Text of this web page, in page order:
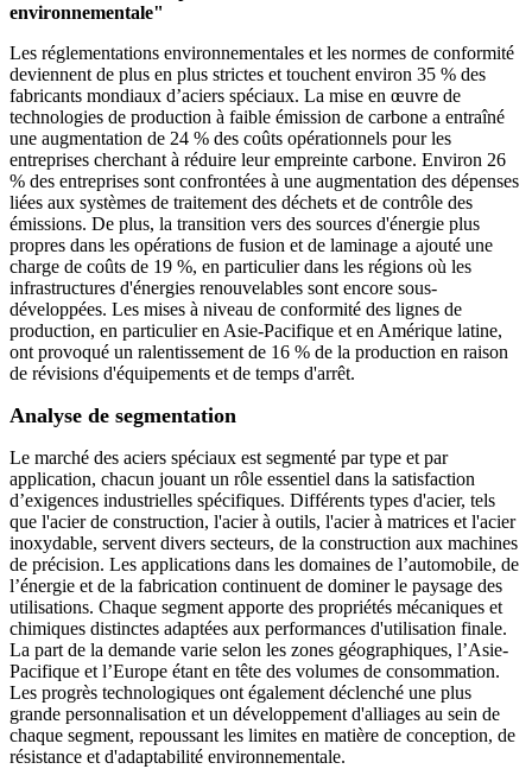
environnementale"
Les réglementations environnementales et les normes de conformité
deviennent de plus en plus strictes et touchent environ 35 % des
fabricants mondiaux d’aciers spéciaux. La mise en œuvre de
technologies de production à faible émission de carbone a entraîné
une augmentation de 24 % des coûts opérationnels pour les
entreprises cherchant à réduire leur empreinte carbone. Environ 26
% des entreprises sont confrontées à une augmentation des dépenses
liées aux systèmes de traitement des déchets et de contrôle des
émissions. De plus, la transition vers des sources d'énergie plus
propres dans les opérations de fusion et de laminage a ajouté une
charge de coûts de 19 %, en particulier dans les régions où les
infrastructures d'énergies renouvelables sont encore sous-
développées. Les mises à niveau de conformité des lignes de
production, en particulier en Asie-Pacifique et en Amérique latine,
ont provoqué un ralentissement de 16 % de la production en raison
de révisions d'équipements et de temps d'arrêt.
Analyse de segmentation
Le marché des aciers spéciaux est segmenté par type et par
application, chacun jouant un rôle essentiel dans la satisfaction
d’exigences industrielles spécifiques. Différents types d'acier, tels
que l'acier de construction, l'acier à outils, l'acier à matrices et l'acier
inoxydable, servent divers secteurs, de la construction aux machines
de précision. Les applications dans les domaines de l’automobile, de
l’énergie et de la fabrication continuent de dominer le paysage des
utilisations. Chaque segment apporte des propriétés mécaniques et
chimiques distinctes adaptées aux performances d'utilisation finale.
La part de la demande varie selon les zones géographiques, l’Asie-
Pacifique et l’Europe étant en tête des volumes de consommation.
Les progrès technologiques ont également déclenché une plus
grande personnalisation et un développement d'alliages au sein de
chaque segment, repoussant les limites en matière de conception, de
résistance et d'adaptabilité environnementale.